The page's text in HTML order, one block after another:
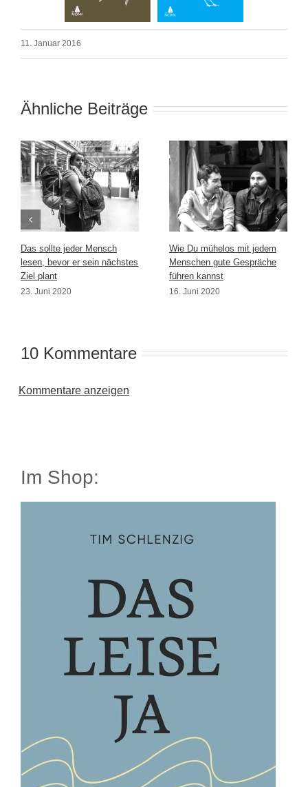
11. Januar 2016
Ähnliche Beiträge
Das sollte jeder Mensch
lesen, bevor er sein nächstes
Ziel plant
23. Juni 2020
Wie Du mühelos mit jedem
Menschen gute Gespräche
führen kannst
16. Juni 2020
10 Kommentare
Kommentare anzeigen
Im Shop: